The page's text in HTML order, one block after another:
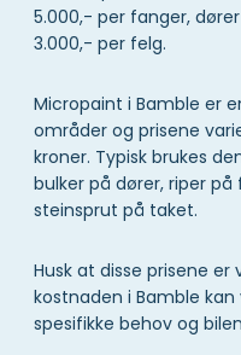
5.000,- per fanger,
3.000,- per felg.
Micropaint i Bamble er
områder og prisene
kroner. Typisk brukes
bulker på dører, riper
steinsprut på taket.
Husk at disse prisene
kostnaden i Bamble
spesifikke behov og